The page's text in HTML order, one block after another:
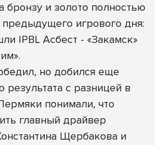
бронзу и золото полностью
игрового дня:
IPBL Асбест - «Закамск»
но добился еще
результата с разницей в
понимали, что
главный драйвер
Щербакова и